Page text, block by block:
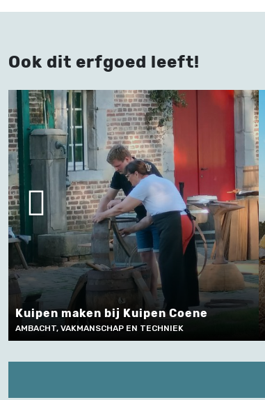
Ook dit erfgoed leeft!
Kuipen maken bij Kuipen Coene
AMBACHT, VAKMANSCHAP EN TECHNIEK